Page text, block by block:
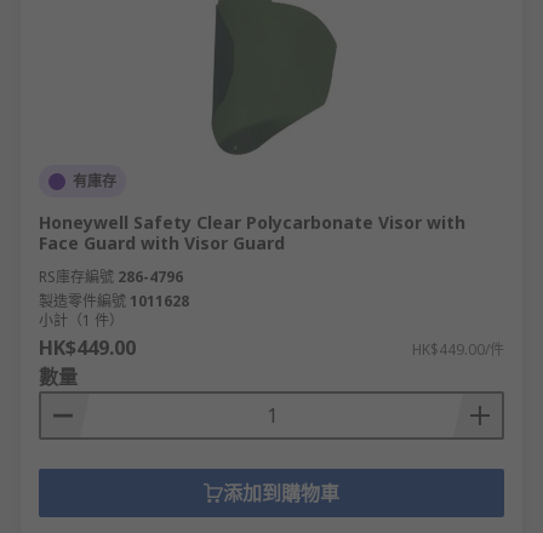
有庫存
Honeywell Safety Clear Polycarbonate Visor with
Face Guard with Visor Guard
RS庫存編號 286-4796
製造零件編號 1011628
小計（1 件）
HK$449.00 HK$449.00/件
數量
添加到購物車